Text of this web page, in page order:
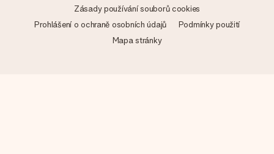
Zásady používání souborů cookies
Prohlášení o ochraně osobních údajů
Podmínky použití
Mapa stránky